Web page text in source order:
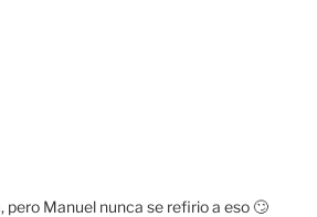
Manuel nunca se refirio a eso 🙄